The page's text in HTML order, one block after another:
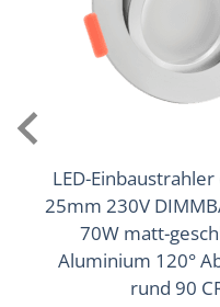
400lm(2700K
(Warmweiß))
450lm
Lichtfarbtemperatur
2700K (Warmweiß),
Farbwiedergabe (CRI /
Schutzklasse (IP)
LED-
25mm 230V
70W matt-
Aluminium 120°
rund 90